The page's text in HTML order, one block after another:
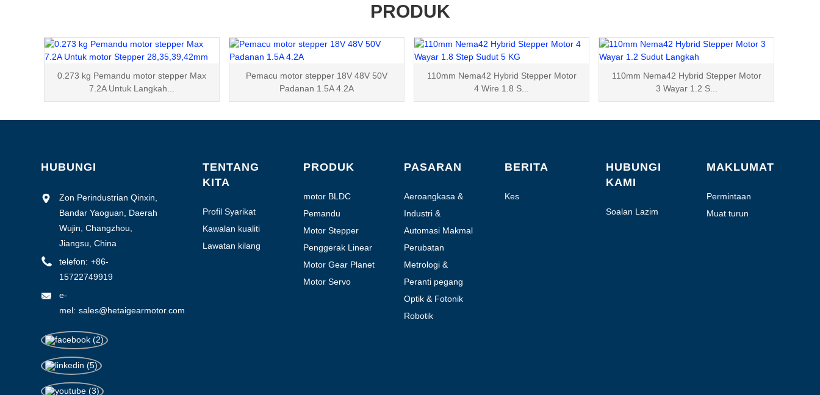
PRODUK
0.273 kg Pemandu motor stepper Max
7.2A Untuk Langkah...
Pemacu motor stepper 18V 48V 50V
Padanan 1.5A 4.2A
110mm Nema42 Hybrid Stepper Motor
4 Wire 1.8 S...
110mm Nema42 Hybrid Stepper Motor
3 Wayar 1.2 S...
HUBUNGI
Zon Perindustrian Qinxin,
Bandar Yaoguan, Daerah
Wujin, Changzhou,
Jiangsu, China
telefon: +86-
15722749919
e-
mel: sales@hetaigearmotor.com
TENTANG
KITA
Profil Syarikat
Kawalan kualiti
Lawatan kilang
PRODUK
motor BLDC
Pemandu
Motor Stepper
Hibrid
Penggerak Linear
Motor Gear Planet
Motor Servo
PASARAN
Aeroangkasa &
Penerbangan
Industri &
Automasi
Automasi Makmal
Perubatan
Metrologi &
Pengujian
Peranti pegang
tangan bermotor
Optik & Fotonik
Robotik
BERITA
Kes
HUBUNGI
KAMI
Soalan Lazim
MAKLUMAT
Permintaan
Sebutharga
Muat turun